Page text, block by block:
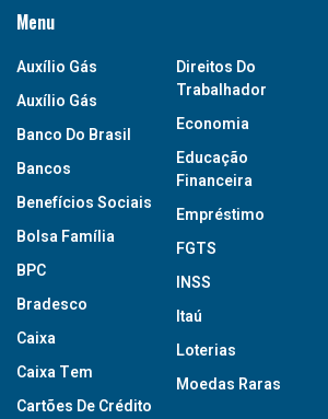
Menu
Auxílio Gás
Auxílio Gás
Banco Do Brasil
Bancos
Benefícios Sociais
Bolsa Família
BPC
Bradesco
Caixa
Caixa Tem
Cartões De Crédito
Direitos Do
Trabalhador
Economia
Educação
Financeira
Empréstimo
FGTS
INSS
Itaú
Loterias
Moedas Raras